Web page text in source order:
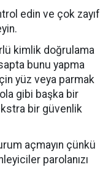
edin ve çok zayıf
kimlik doğrulama
bunu yapma
yüz veya parmak
gibi başka bir
bir güvenlik
açmayın çünkü
parolanızı